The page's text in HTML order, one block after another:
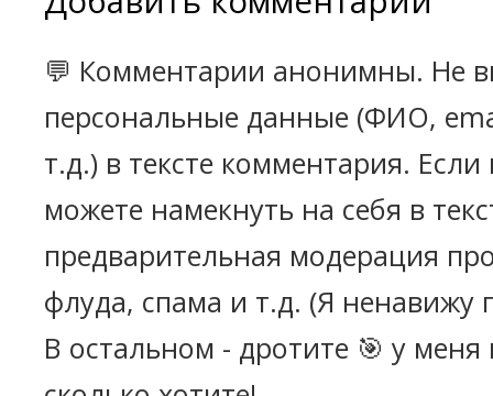
💬 Комментарии анонимны. Не
персональные данные (ФИО,
т.д.) в тексте комментария.
можете намекнуть на себя в
предварительная модерация
флуда, спама и т.д. (Я ненавижу
В остальном - дротите 🎯 у